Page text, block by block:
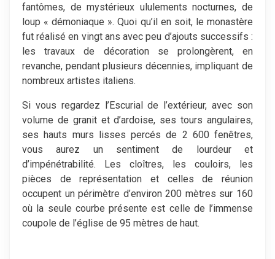
fantômes, de mystérieux ululements nocturnes, de
loup « démoniaque ». Quoi qu’il en soit, le monastère
fut réalisé en vingt ans avec peu d’ajouts successifs :
les travaux de décoration se prolongèrent, en
revanche, pendant plusieurs décennies, impliquant de
nombreux artistes italiens.
Si vous regardez l’Escurial de l’extérieur, avec son
volume de granit et d’ardoise, ses tours angulaires,
ses hauts murs lisses percés de 2 600 fenêtres,
vous aurez un sentiment de lourdeur et
d’impénétrabilité. Les cloîtres, les couloirs, les
pièces de représentation et celles de réunion
occupent un périmètre d’environ 200 mètres sur 160
où la seule courbe présente est celle de l’immense
coupole de l’église de 95 mètres de haut.